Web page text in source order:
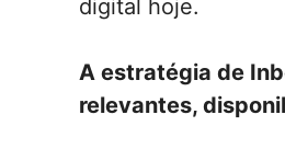
digital hoje.
A estratégia de
relevantes,